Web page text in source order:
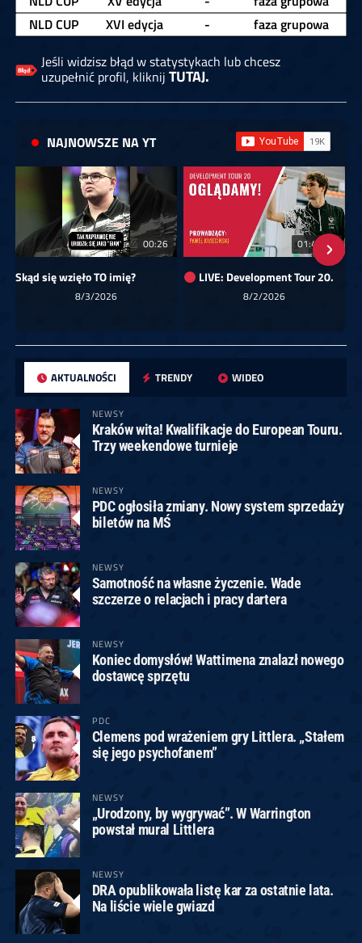
NLD CUP
XVI edycja -
faza grupowa
Jeśli widzisz błąd w statystykach lub chcesz
uzupełnić profil, kliknijTUTAJ.
NAJNOWSZE NA YT
00:26
Skąd się wzięło TO imię?
8/3/2026
01:40:24
LIVE: Development Tour 20.
8/2/2026
AKTUALNOŚCI TRENDY WIDEO
NEWSY
Kraków wita! Kwalifikacje do European Touru.
Trzy weekendowe turnieje
NEWSY
PDC ogłosiła zmiany. Nowy system sprzedaży
biletów na MŚ
NEWSY
Samotność na własne życzenie. Wade
szczerze o relacjach i pracy dartera
NEWSY
Koniec domysłów! Wattimena znalazł nowego
dostawcę sprzętu
PDC
Clemens pod wrażeniem gry Littlera. „Stałem
się jego psychofanem”
NEWSY
„Urodzony, by wygrywać”. W Warrington
powstał mural Littlera
NEWSY
DRA opublikowała listę kar za ostatnie lata.
Na liście wiele gwiazd